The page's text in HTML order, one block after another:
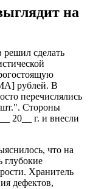
на
сделать
рублей. В
перечислялись
шт.". Стороны
20__ г. и внесли
что на
глубокие
Хранитель
дефектов,